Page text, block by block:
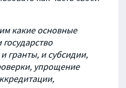
какие основные
гранты, и субсидии,
упрощение